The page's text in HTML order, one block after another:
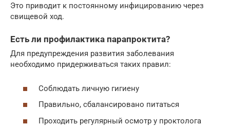
Это приводит к постоянному инфицированию через
свищевой ход.
Есть ли профилактика парапроктита?
Для предупреждения развития заболевания
необходимо придерживаться таких правил:
Соблюдать личную гигиену
Правильно, сбалансировано питаться
Проходить регулярный осмотр у проктолога